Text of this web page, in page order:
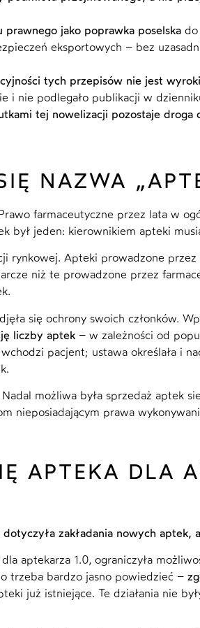
prawnego jako poprawka poselskado
eksportowych – bez
tych przepisów nie jest
i nie podlegało publikacji w
tej nowelizacji pozostaje droga
NAZWA
farmaceutyczne przez lata w
był jeden: kierownikiem apteki
rynkowej. Apteki prowadzone
niż te prowadzone przez
się ochrony swoich członków.
liczby aptek– w zależności od
pacjent; ustawa określała i
Nadal możliwa była sprzedaż
nieposiadającym prawa
APTEKA DLA
dotyczyła zakładania nowych
aptekarza 1.0, ograniczyła
trzeba bardzo jasno powiedzieć –
już istniejące. Te działania nie